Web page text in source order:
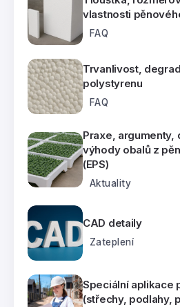
vlastnosti
FAQ
Trvanlivost,
polystyrenu
FAQ
Praxe, argumenty,
výhody obalů z
(EPS)
Aktuality
CAD detaily
Zateplení
Speciální aplikace
(střechy, podlahy,